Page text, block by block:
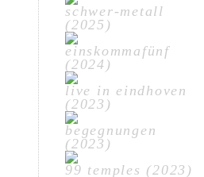
schwer-metall
(2025)
einskommafünf
(2024)
live in eindhoven
(2023)
begegnungen
(2023)
99 temples (2023)